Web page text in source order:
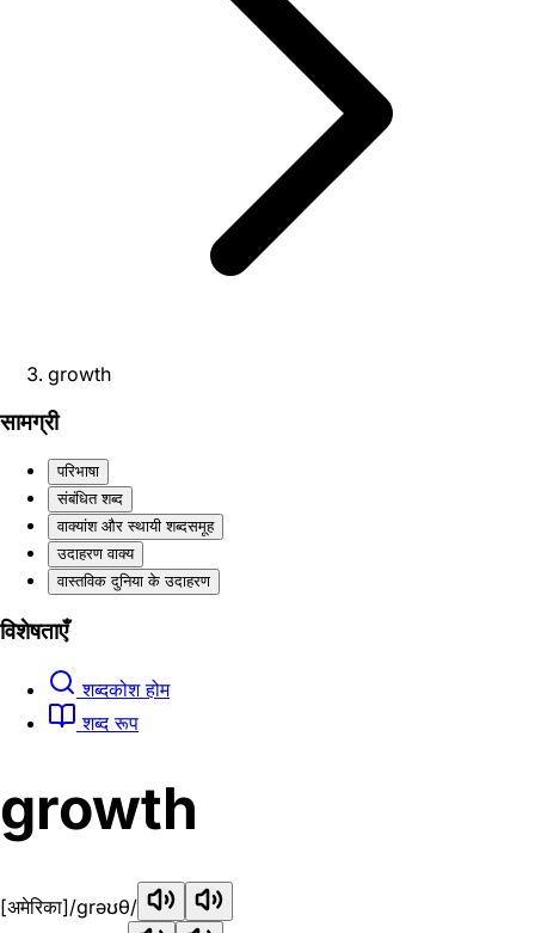
growth
सामग्री
परिभाषा
संबंधित शब्द
वाक्यांश और स्थायी शब्दसमूह
उदाहरण वाक्य
वास्तविक दुनिया के उदाहरण
विशेषताएँ
शब्दकोश होम
शब्द रूप
growth
[अमेरिका]/ɡrəʊθ/